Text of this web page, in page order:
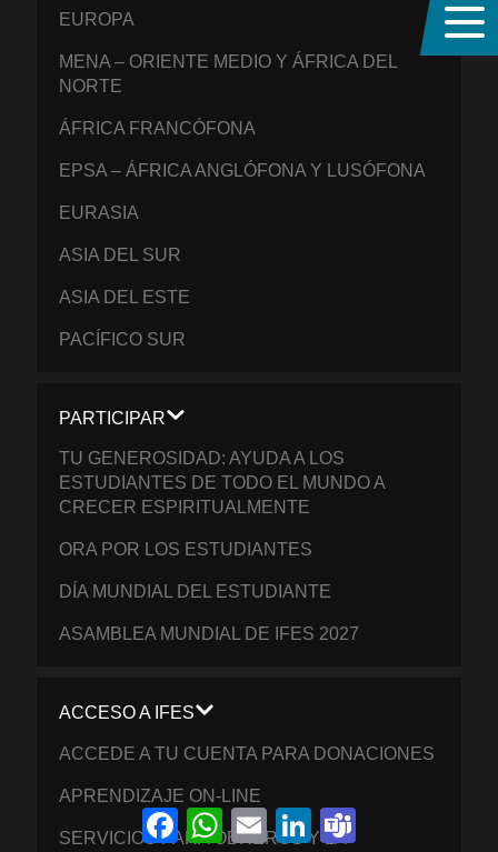
EUROPA
MENA – ORIENTE MEDIO Y ÁFRICA DEL
NORTE
ÁFRICA FRANCÓFONA
EPSA – ÁFRICA ANGLÓFONA Y LUSÓFONA
EURASIA
ASIA DEL SUR
ASIA DEL ESTE
PACÍFICO SUR
PARTICIPAR
TU GENEROSIDAD: AYUDA A LOS
ESTUDIANTES DE TODO EL MUNDO A
CRECER ESPIRITUALMENTE
ORA POR LOS ESTUDIANTES
DÍA MUNDIAL DEL ESTUDIANTE
ASAMBLEA MUNDIAL DE IFES 2027
ACCESO A IFES
ACCEDE A TU CUENTA PARA DONACIONES
APRENDIZAJE ON-LINE
SERVICIOS PARA OBREROS Y LA
FacebookWhatsAppEmail LinkedIn